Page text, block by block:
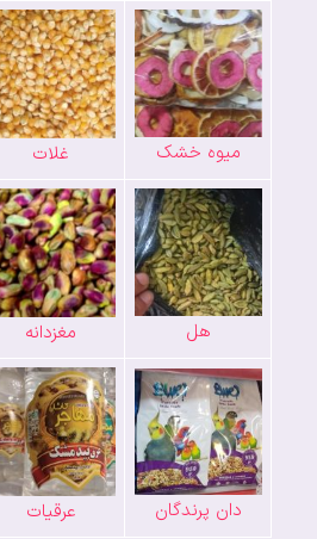
میوه خشک غلات
هل مغزدانه
دان پرندگان عرقیات